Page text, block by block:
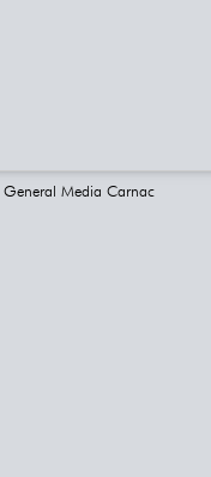
General Media Carnac